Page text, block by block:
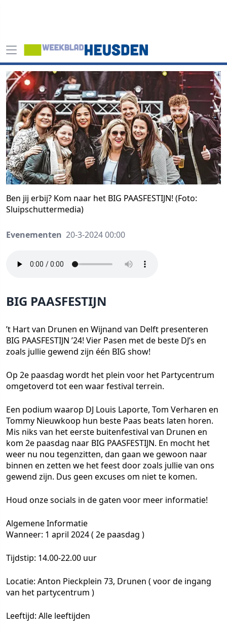
Ben jij erbij? Kom naar het BIG PAASFESTIJN! (Foto:
Sluipschuttermedia)
Evenementen 20-3-2024 00:00
BIG PAASFESTIJN
’t Hart van Drunen en Wijnand van Delft presenteren
BIG PAASFESTIJN ’24! Vier Pasen met de beste DJ’s en
zoals jullie gewend zijn één BIG show!
Op 2e paasdag wordt het plein voor het Partycentrum
omgetoverd tot een waar festival terrein.
Een podium waarop DJ Louis Laporte, Tom Verharen en
Tommy Nieuwkoop hun beste Paas beats laten horen.
Mis niks van het eerste buitenfestival van Drunen en
kom 2e paasdag naar BIG PAASFESTIJN. En mocht het
weer nu nou tegenzitten, dan gaan we gewoon naar
binnen en zetten we het feest door zoals jullie van ons
gewend zijn. Dus geen excuses om niet te komen.
Houd onze socials in de gaten voor meer informatie!
Algemene Informatie
Wanneer: 1 april 2024 ( 2e paasdag )
Tijdstip: 14.00-22.00 uur
Locatie: Anton Pieckplein 73, Drunen ( voor de ingang
van het partycentrum )
Leeftijd: Alle leeftijden